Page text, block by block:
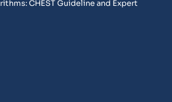
CHEST Guideline and Expert